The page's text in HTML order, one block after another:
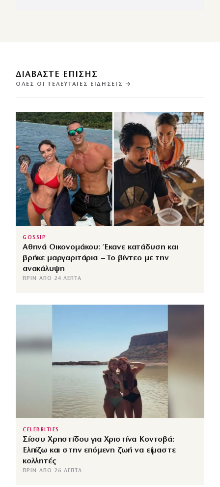
ΔΙΑΒΑΣΤΕ ΕΠΙΣΗΣ
ΌΛΕΣ ΟΙ ΤΕΛΕΥΤΑΊΕΣ ΕΙΔΉΣΕΙΣ →
GOSSIP
Αθηνά Οικονομάκου: Έκανε κατάδυση και
βρήκε μαργαριτάρια – Το βίντεο με την
ανακάλυψη
ΠΡΙΝ ΑΠΌ 24 ΛΕΠΤΆ
CELEBRITIES
Σίσσυ Χρηστίδου για Χριστίνα Κοντοβά:
Ελπίζω και στην επόμενη ζωή να είμαστε
κολλητές
ΠΡΙΝ ΑΠΌ 26 ΛΕΠΤΆ